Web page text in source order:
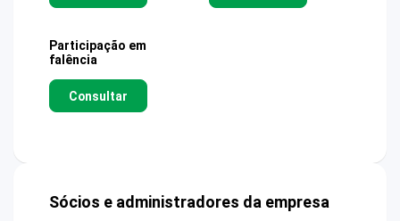
Participação em
falência
Consultar
Sócios e administradores da empresa